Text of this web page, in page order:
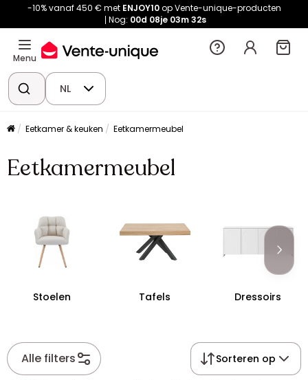
-10% vanaf 450 € met ENJOY10op Vente-unique-producten
Nog: 00d 08je 03m 31s
Menu
NL
Eetkamer & keuken Eetkamermeubel
Eetkamermeubel
Stoelen Tafels Dressoirs
Alle filters Sorteren op